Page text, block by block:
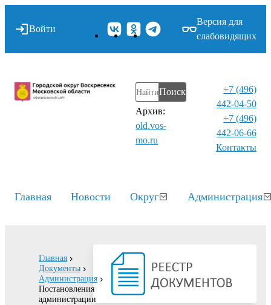
Войти
Версия для
слабовидящих
Поиск
Архив:
old.vos-
mo.ru
+7 (496)
442-04-50
+7 (496)
442-06-66
Контакты⁠
Главная Новости Округ Администрация
Главная
Документы
Администрация
Постановления
администрации